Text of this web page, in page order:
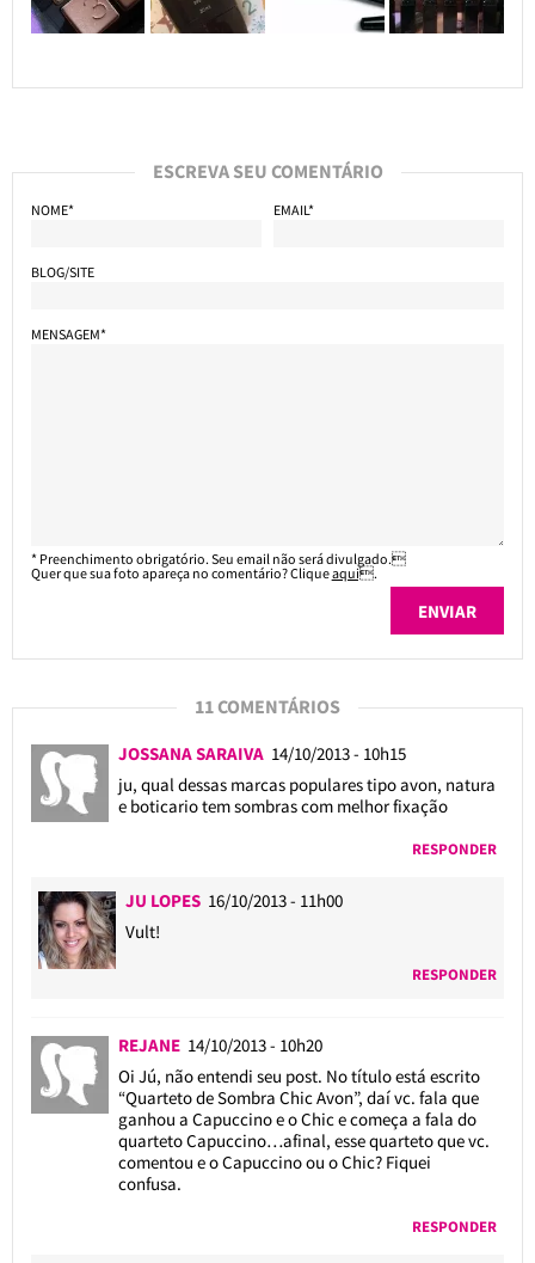
ESCREVA SEU COMENTÁRIO
NOME* EMAIL*
BLOG/SITE
MENSAGEM*
* Preenchimento obrigatório. Seu email não será divulgado.
Quer que sua foto apareça no comentário? Cliqueaqui.
11 COMENTÁRIOS
JOSSANA SARAIVA 14/10/2013 - 10h15
ju, qual dessas marcas populares tipo avon, natura
e boticario tem sombras com melhor fixação
RESPONDER
JU LOPES 16/10/2013 - 11h00
Vult!
RESPONDER
REJANE 14/10/2013 - 10h20
Oi Jú, não entendi seu post. No título está escrito
“Quarteto de Sombra Chic Avon”, daí vc. fala que
ganhou a Capuccino e o Chic e começa a fala do
quarteto Capuccino…afinal, esse quarteto que vc.
comentou e o Capuccino ou o Chic? Fiquei
confusa.
RESPONDER